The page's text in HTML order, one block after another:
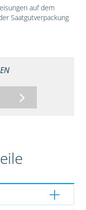
auf dem
Saatgutverpackung